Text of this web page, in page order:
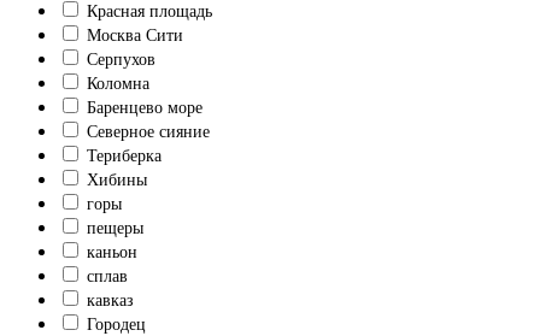
Красная площадь
Москва Сити
Серпухов
Коломна
Баренцево море
Северное сияние
Териберка
Хибины
горы
пещеры
каньон
сплав
кавказ
Городец